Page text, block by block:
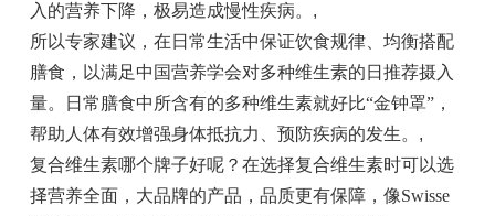
入的营养下降，极易造成慢性疾病。 ,
所以专家建议，在日常生活中保证饮食规律、均衡搭配
膳食，以满足中国营养学会对多种维生素的日推荐摄入
量。日常膳食中所含有的多种维生素就好比“金钟罩”，
帮助人体有效增强身体抵抗力、预防疾病的发生。 ,
复合维生素哪个牌子好呢？在选择复合维生素时可以选
择营养全面，大品牌的产品，品质更有保障，像Swisse